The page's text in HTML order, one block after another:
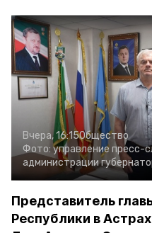
Вчера, 16:15Общество
Фото: управление пресс-
администрации
Представитель
Республики в